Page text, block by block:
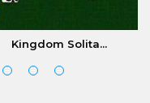
Kingdom Solita...